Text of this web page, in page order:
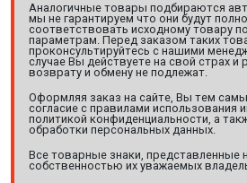
Аналогичные товары подбираются
мы не гарантируем что они будут
соответствовать исходному товару
параметрам. Перед заказом таких
проконсультируйтесь с нашими
случае Вы действуете на свой страх и
возврату и обмену не подлежат.
Оформляя заказ на сайте, Вы тем
согласие с правилами использования
политикой конфиденциальности, а
обработки персональных данных.
Все товарные знаки, представленные
собственностью их уважаемых